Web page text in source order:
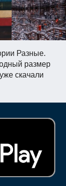
Разные.
размер
скачали